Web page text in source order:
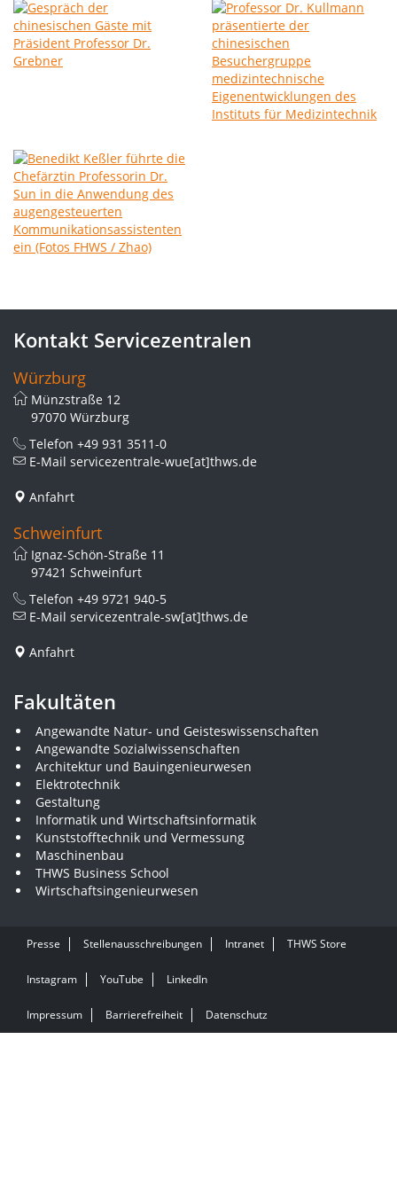
Kontakt Servicezentralen
Würzburg
Münzstraße 12
97070 Würzburg
Telefon +49 931 3511-0
E-Mail servicezentrale-wue[at]thws.de
Anfahrt
Schweinfurt
Ignaz-Schön-Straße 11
97421 Schweinfurt
Telefon +49 9721 940-5
E-Mail servicezentrale-sw[at]thws.de
Anfahrt
Fakultäten
Angewandte Natur- und Geisteswissenschaften
Angewandte Sozialwissenschaften
Architektur und Bauingenieurwesen
Elektrotechnik
Gestaltung
Informatik und Wirtschaftsinformatik
Kunststofftechnik und Vermessung
Maschinenbau
THWS Business School
Wirtschaftsingenieurwesen
Presse Stellenausschreibungen Intranet THWS Store
Instagram YouTube LinkedIn
Impressum Barrierefreiheit Datenschutz